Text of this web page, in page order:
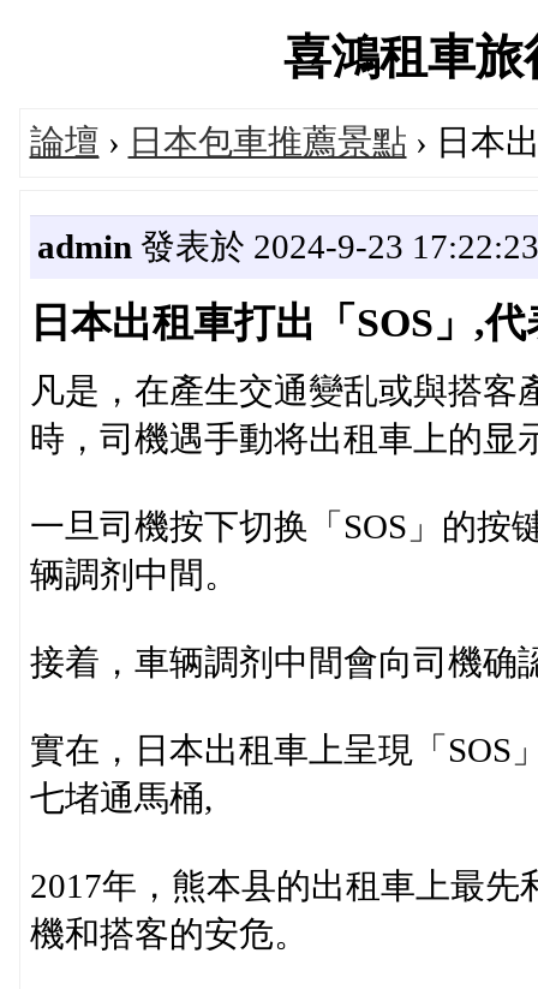
喜鴻租車
論壇 › 日本包車推薦景點 › 日本
admin 發表於 2024-9-23 17:22:23
日本出租車打出「SOS」,
凡是，在產生交通變乱或與搭
時，司機遇手動将出租車上的显
一旦司機按下切换「SOS」的按
辆調剂中間。
接着，車辆調剂中間會向司機确
實在，日本出租車上呈現「SOS
七堵通馬桶,
2017年，熊本县的出租車上最先
機和搭客的安危。